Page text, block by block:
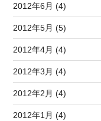
2012年6月 (4)
2012年5月 (5)
2012年4月 (4)
2012年3月 (4)
2012年2月 (4)
2012年1月 (4)